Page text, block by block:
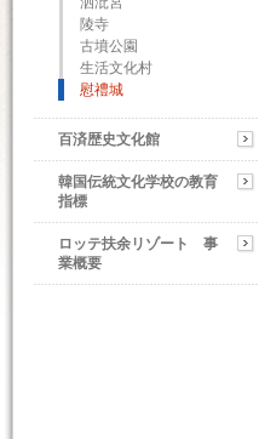
陵寺
古墳公園
生活文化村
慰禮城
百済歴史文化館
韓国伝統文化学校の教育
指標
ロッテ扶余リゾート 事
業概要